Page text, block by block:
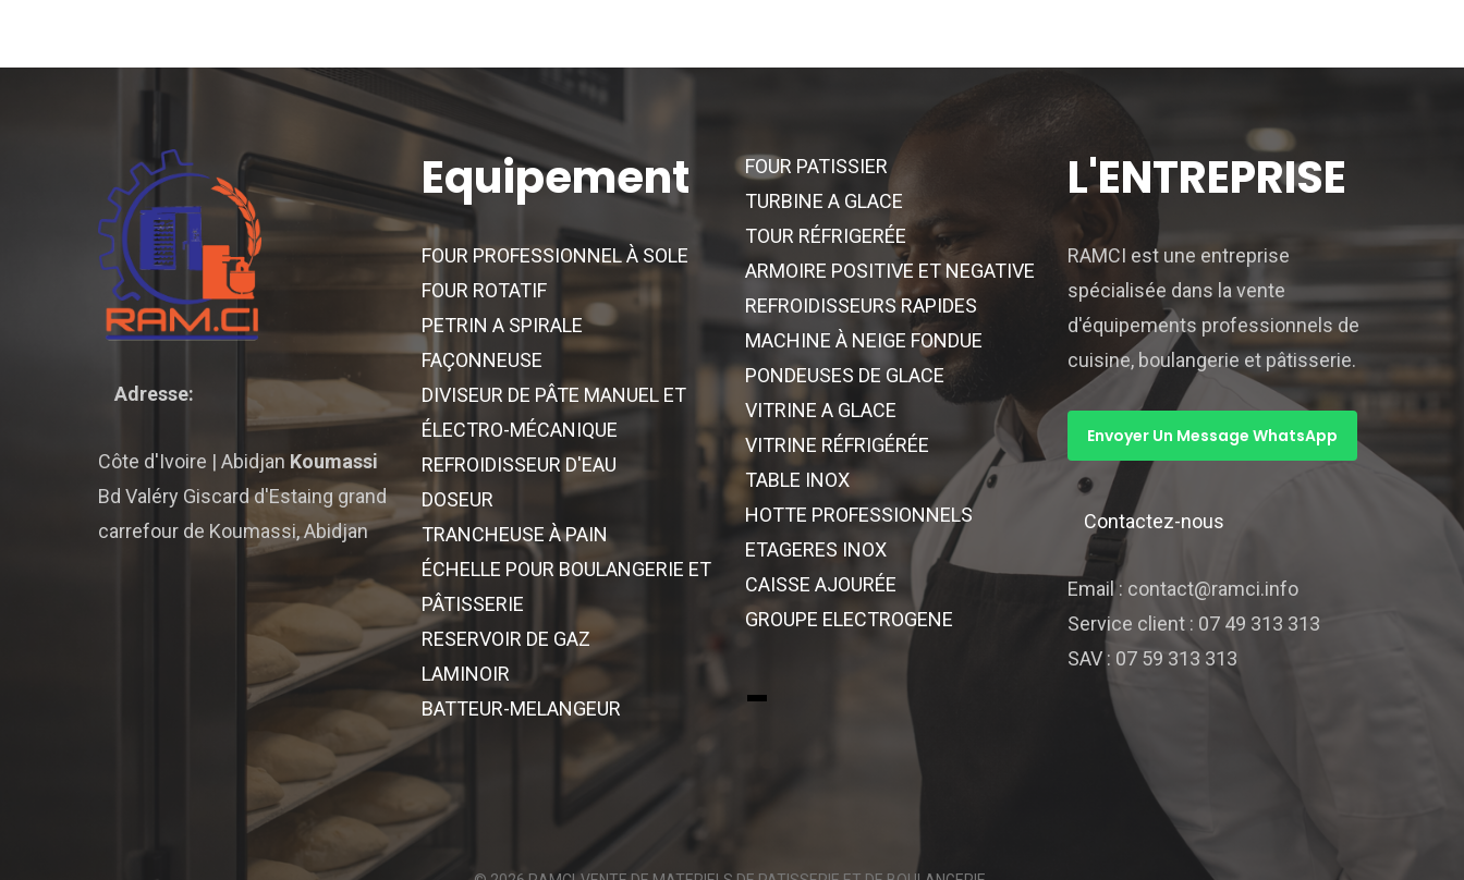
Adresse:
Côte d'Ivoire | Abidjan Koumassi
Bd Valéry Giscard d'Estaing grand
carrefour de Koumassi, Abidjan
Equipement
FOUR PROFESSIONNEL À SOLE
FOUR ROTATIF
PETRIN A SPIRALE
FAÇONNEUSE
DIVISEUR DE PÂTE MANUEL ET
ÉLECTRO-MÉCANIQUE
REFROIDISSEUR D'EAU
DOSEUR
TRANCHEUSE À PAIN
ÉCHELLE POUR BOULANGERIE ET
PÂTISSERIE
RESERVOIR DE GAZ
LAMINOIR
BATTEUR-MELANGEUR
FOUR PATISSIER
TURBINE A GLACE
TOUR RÉFRIGERÉE
ARMOIRE POSITIVE ET NEGATIVE
REFROIDISSEURS RAPIDES
MACHINE À NEIGE FONDUE
PONDEUSES DE GLACE
VITRINE A GLACE
VITRINE RÉFRIGÉRÉE
TABLE INOX
HOTTE PROFESSIONNELS
ETAGERES INOX
CAISSE AJOURÉE
GROUPE ELECTROGENE
-
L'ENTREPRISE
RAMCI est une entreprise
spécialisée dans la vente
d'équipements professionnels de
cuisine, boulangerie et pâtisserie.
Envoyer Un Message WhatsApp
Contactez-nous
Email : contact@ramci.info
Service client : 07 49 313 313
SAV : 07 59 313 313